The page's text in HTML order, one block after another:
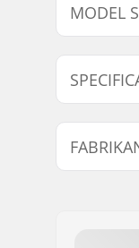
MODEL
7/8"
Aantal